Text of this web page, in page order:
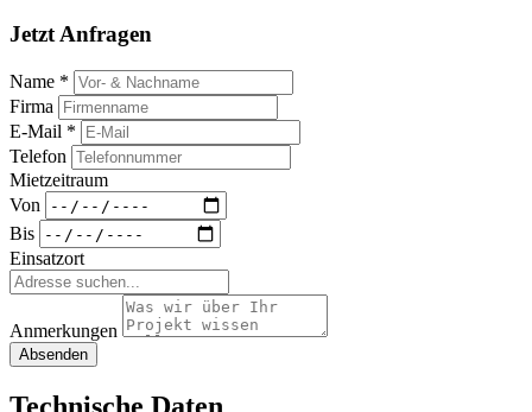
Jetzt Anfragen
Name *
Firma
E-Mail *
Telefon
Mietzeitraum
Von
Bis
Einsatzort
Anmerkungen
Absenden